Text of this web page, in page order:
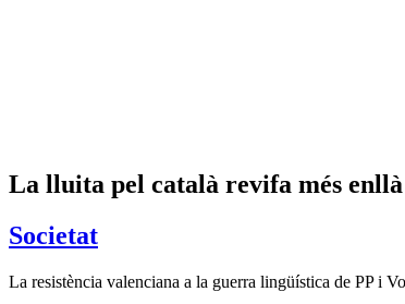
La lluita pel català revifa més
Societat
La resistència valenciana a la guerra lingüística de PP i